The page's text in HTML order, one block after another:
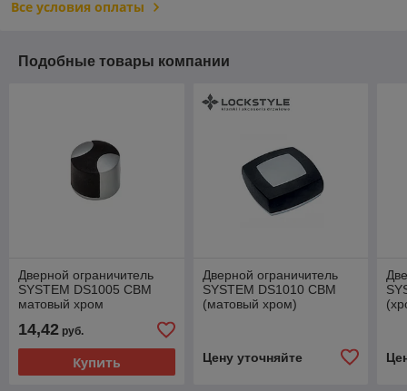
Все условия оплаты
Подобные товары компании
Дверной ограничитель
SYSTEM DS1005 CBM
матовый хром
14,42 руб.
Купить
Дверной ограничитель
SYSTEM DS1010 CBM
(матовый хром)
Цену уточняйте